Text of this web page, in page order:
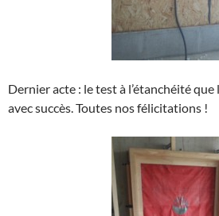
Dernier acte : le test à l’étanchéité que
avec succès. Toutes nos félicitations !